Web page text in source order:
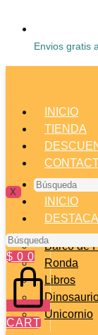
Envios gratis
INICIO
TIENDA
X
Búsqueda
INICIO
Barco de
Ronda
Libros
Unicornio
Búsqueda
$ 0 0
CART